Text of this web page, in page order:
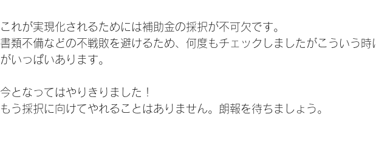
これが実現化されるためには補助金の採択が不可欠です。
書類不備などの不戦敗を避けるため、何度もチェックしましたがこういう時
がいっぱいあります。
今となってはやりきりました！
もう採択に向けてやれることはありません。朗報を待ちましょう。